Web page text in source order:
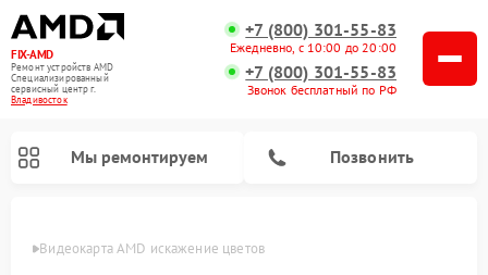
FIX-AMD
Ремонт устройств AMD
Специализированный
cервисный центр г.
Владивосток
+7 (800) 301-55-83
Ежедневно, с 10:00 до 20:00
+7 (800) 301-55-83
Звонок бесплатный по РФ
Мы ремонтируем Позвонить
Видеокарта AMD искажение цветов